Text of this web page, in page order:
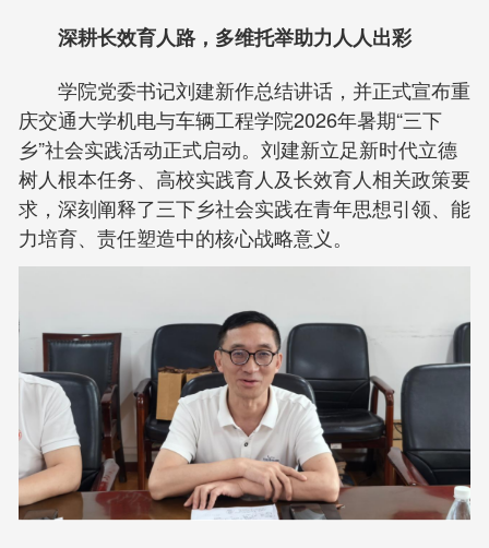
深耕长效育人路，多维托举助力人人出彩
学院党委书记刘建新作总结讲话，并正式宣布重
庆交通大学机电与车辆工程学院2026年暑期“三下
乡”社会实践活动正式启动。刘建新立足新时代立德
树人根本任务、高校实践育人及长效育人相关政策要
求，深刻阐释了三下乡社会实践在青年思想引领、能
力培育、责任塑造中的核心战略意义。